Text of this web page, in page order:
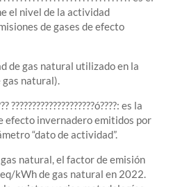
el nivel de la actividad
de gases de efecto
de gas natural utilizado en la
natural).
????????????????????ó????: es la
efecto invernadero emitidos por
“dato de actividad”.
natural, el factor de emisión
kWh de gas natural en 2022.